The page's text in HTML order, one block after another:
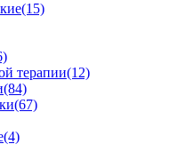
(15)
терапии(12)
(84)
(67)
(4)